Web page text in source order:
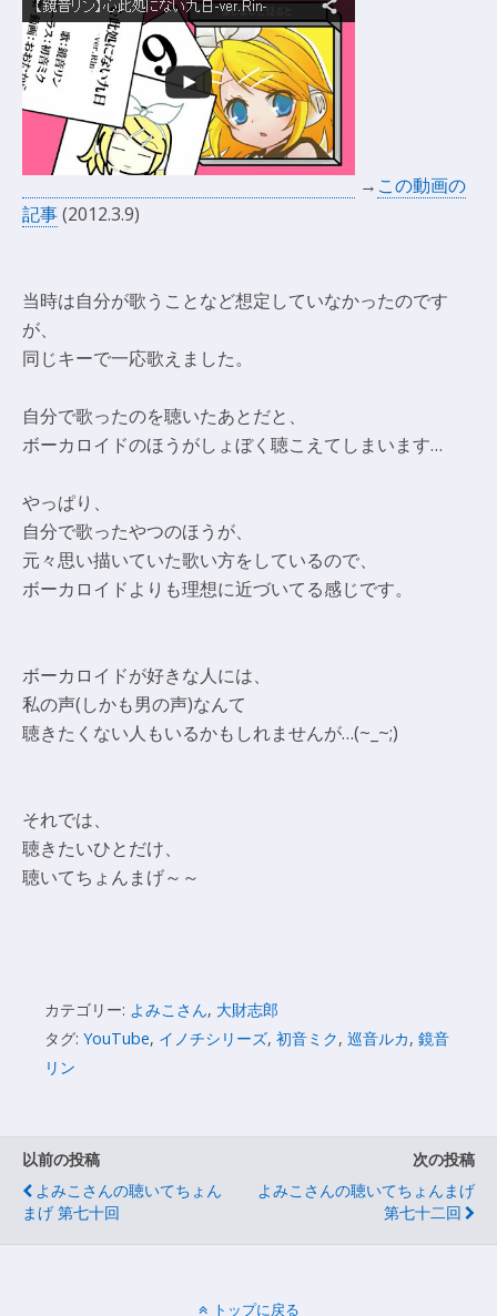
→ この動画の
記事(2012.3.9)
当時は自分が歌うことなど想定していなかったのです
が、
同じキーで一応歌えました。
自分で歌ったのを聴いたあとだと、
ボーカロイドのほうがしょぼく聴こえてしまいます…
やっぱり、
自分で歌ったやつのほうが、
元々思い描いていた歌い方をしているので、
ボーカロイドよりも理想に近づいてる感じです。
ボーカロイドが好きな人には、
私の声(しかも男の声)なんて
聴きたくない人もいるかもしれませんが…(~_~;)
それでは、
聴きたいひとだけ、
聴いてちょんまげ～～
カテゴリー: よみこさん, 大財志郎
タグ: YouTube, イノチシリーズ, 初音ミク, 巡音ルカ, 鏡音
リン
以前の投稿
よみこさんの聴いてちょん
まげ 第七十回
次の投稿
よみこさんの聴いてちょんまげ
第七十二回
トップに戻る